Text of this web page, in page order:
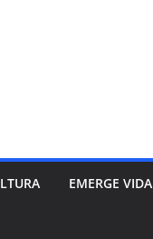
EMERGE VIDA